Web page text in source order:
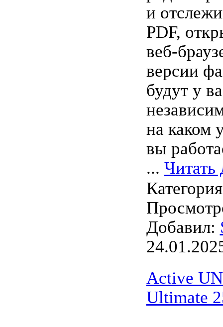
и
PDF,
веб-
версии
будут у
на каком
вы
... Читать
Добавил:
Active
Ultimate